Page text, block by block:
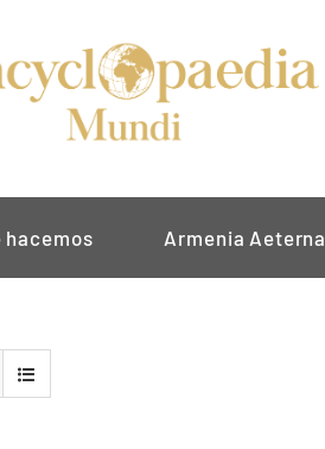
hacemos Armenia Aeterna